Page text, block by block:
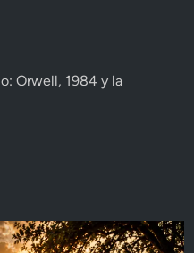
Orwell, 1984 y la